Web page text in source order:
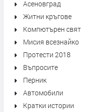
Асеновград
Житни кръгове
Компютърен свят
Мисия всезнайко
Протести 2018
Въпросите
Перник
Автомобили
Кратки истории